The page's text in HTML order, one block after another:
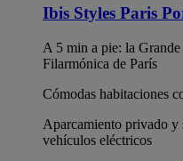
Ibis Styles Paris
A 5 min a pie: la
Filarmónica de París
Cómodas habitaciones
Aparcamiento privado y
vehículos eléctricos